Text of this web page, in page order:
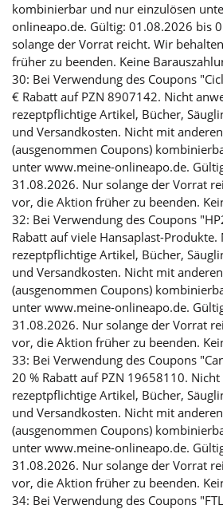
kombinierbar und nur einzulösen
onlineapo.de. Gültig: 01.08.2026 bis
solange der Vorrat reicht. Wir
früher zu beenden. Keine
30: Bei Verwendung des Coupons
€ Rabatt auf PZN 8907142. Nicht
rezeptpflichtige Artikel, Bücher,
und Versandkosten. Nicht mit
(ausgenommen Coupons)
unter www.meine-onlineapo.de.
31.08.2026. Nur solange der Vorrat
vor, die Aktion früher zu beenden.
32: Bei Verwendung des Coupons
Rabatt auf viele Hansaplast-
rezeptpflichtige Artikel, Bücher,
und Versandkosten. Nicht mit
(ausgenommen Coupons)
unter www.meine-onlineapo.de.
31.08.2026. Nur solange der Vorrat
vor, die Aktion früher zu beenden.
33: Bei Verwendung des Coupons
20 % Rabatt auf PZN 19658110.
rezeptpflichtige Artikel, Bücher,
und Versandkosten. Nicht mit
(ausgenommen Coupons)
unter www.meine-onlineapo.de.
31.08.2026. Nur solange der Vorrat
vor, die Aktion früher zu beenden.
34: Bei Verwendung des Coupons